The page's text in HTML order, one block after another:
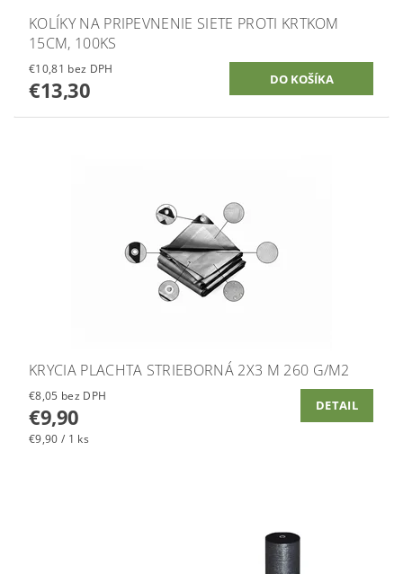
KOLÍKY NA PRIPEVNENIE SIETE PROTI KRTKOM
15CM, 100KS
€10,81 bez DPH
€13,30
KRYCIA PLACHTA STRIEBORNÁ 2X3 M 260 G/M2
€8,05 bez DPH
€9,90
€9,90 / 1 ks
DETAIL